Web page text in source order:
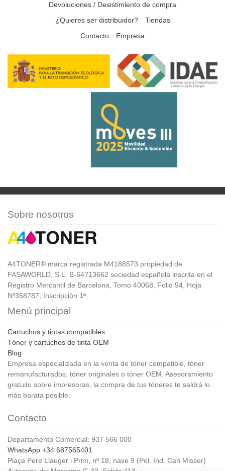
Devoluciones / Desistimiento de compra
¿Quieres ser distribuidor?
Tiendas
Contacto
Empresa
Sobre nosotros
A4TONER® marca registrada M4188573 propiedad de
FASAWORLD, S.L. B-64713662 sociedad española inscrita en el
Registro Mercantil de Barcelona, Tomo 40068, Folio 94, Hoja
Nº358787, Inscripción 1ª
Menú principal
Cartuchos y tintas compatibles
Tóner y cartuchos de tinta OEM
Blog
Empresa especializada en la venta de tóner compatible, tóner
remanufacturados, tóner originales o tóner OEM. Asesoramiento
gratuito sobre impresoras, la compra de tus tóneres te saldrá lo
más barata posible.
Contacto
Departamento Comercial: 937 566 000
WhatsApp +34 687565401
Plaça Pere Llauger i Prim, nº 18, nave 9 (Pol. Ind. Can Misser)